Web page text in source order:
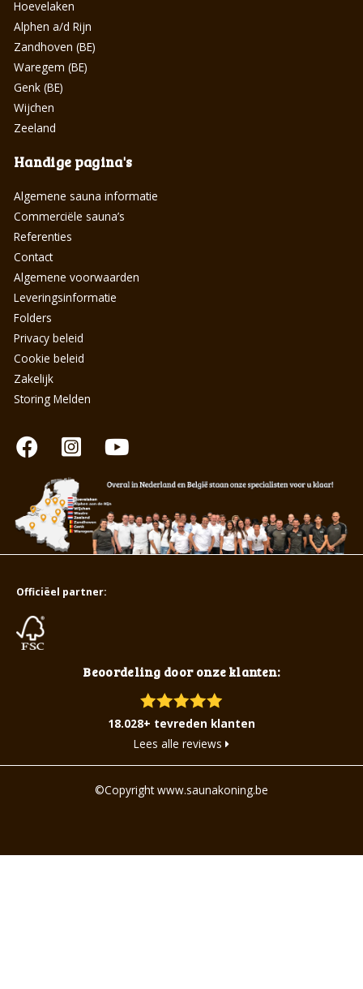
Hoevelaken
Alphen a/d Rijn
Zandhoven (BE)
Waregem (BE)
Genk (BE)
Wijchen
Zeeland
Handige pagina's
Algemene sauna informatie
Commerciële sauna’s
Referenties
Contact
Algemene voorwaarden
Leveringsinformatie
Folders
Privacy beleid
Cookie beleid
Zakelijk
Storing Melden
Beoordeling door onze klanten:
18.028+ tevreden klanten
Lees alle reviews
Officiëel partner:
©Copyright www.saunakoning.be